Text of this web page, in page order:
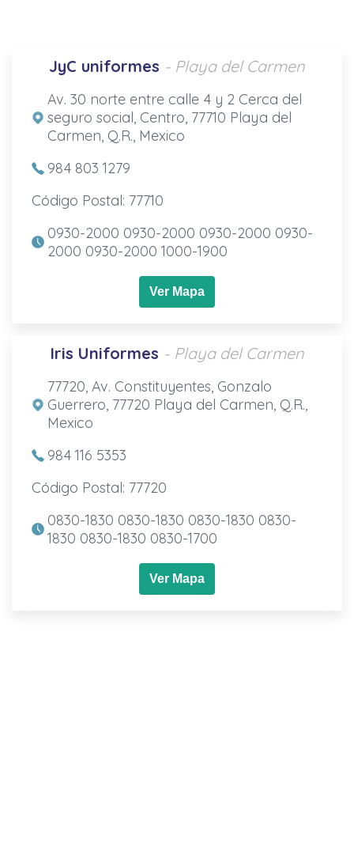
JyC uniformes - Playa del Carmen
Av. 30 norte entre calle 4 y 2 Cerca del
seguro social, Centro, 77710 Playa del
Carmen, Q.R., Mexico
984 803 1279
Código Postal: 77710
0930-2000 0930-2000 0930-2000 0930-
2000 0930-2000 1000-1900
Ver Mapa
Iris Uniformes - Playa del Carmen
77720, Av. Constituyentes, Gonzalo
Guerrero, 77720 Playa del Carmen, Q.R.,
Mexico
984 116 5353
Código Postal: 77720
0830-1830 0830-1830 0830-1830 0830-
1830 0830-1830 0830-1700
Ver Mapa